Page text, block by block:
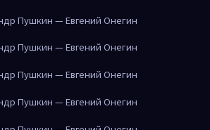
Пушкин — Евгений Онегин
Пушкин — Евгений Онегин
Пушкин — Евгений Онегин
Пушкин — Евгений Онегин